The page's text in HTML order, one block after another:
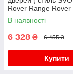
Rover Range Rover
L405 2013-2017 року
В наявності
6 328 ₴ 6 455 ₴
Купити